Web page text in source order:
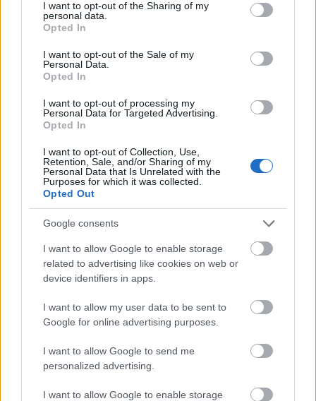
not limited to your visit or usage behaviour. You may click to
grant or deny consent to Google and its third-party tags to
use your data for below specified purposes in below Google
consent section.
I want to opt-out of the Sharing of my
personal data.
Opted In
I want to opt-out of the Sale of my
Personal Data.
Opted In
I want to opt-out of processing my
Personal Data for Targeted Advertising.
Opted In
I want to opt-out of Collection, Use,
Retention, Sale, and/or Sharing of my
Personal Data that Is Unrelated with the
Purposes for which it was collected.
Opted Out
Google consents
I want to allow Google to enable storage
related to advertising like cookies on web or
device identifiers in apps.
I want to allow my user data to be sent to
Google for online advertising purposes.
I want to allow Google to send me
personalized advertising.
I want to allow Google to enable storage
Nagy igazolás - Sokszoros bajnok érkezik a
Fehérvárhoz
Miért kulcsfontosságú a korszerű légtechnika az
egészségügyi intézményekben?